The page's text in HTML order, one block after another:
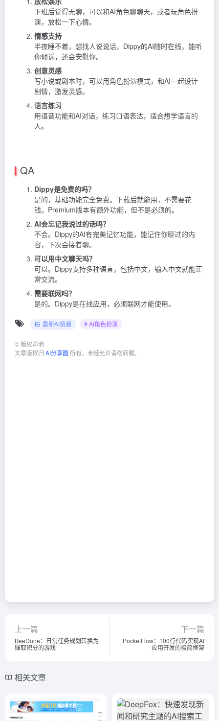
下班后觉得无聊，可以和AI角色聊聊天，或者玩角色扮
演，放松一下心情。
情感支持
半夜睡不着，想找人说说话，Dippy的AI随时在线，能听
你倾诉，还会安慰你。
创意灵感
写小说或剧本时，可以用角色扮演模式，和AI一起设计
剧情，激发灵感。
语言练习
用语音功能和AI对话，练习口语表达，适合想学语言的
人。
QA
Dippy是免费的吗？
是的，基础功能完全免费。下载后就能用，不需要花
钱。Premium版本有额外功能，但不是必须的。
AI会忘记我说过的话吗？
不会。Dippy的AI有完美记忆功能，能记住你聊过的内
容，下次会接着聊。
可以用中文聊天吗？
可以。Dippy支持多种语言，包括中文，输入中文就能正
常交流。
需要联网吗？
是的。Dippy是在线应用，必须联网才能使用。
最新AI资源 # AI角色扮演
© 版权声明
文章版权归 AI分享圈 所有，未经允许请勿转载。
上一篇
BeeDone：日常任务规划转换为
赚取积分的游戏
下一篇
PocketFlow：100行代码实现AI
应用开发的极简框架
相关文章